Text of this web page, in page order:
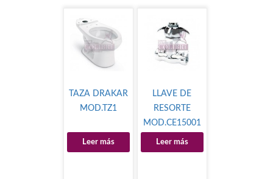
TAZA DRAKAR
MOD.TZ1
Leer más
LLAVE DE
RESORTE
MOD.CE15001
Leer más